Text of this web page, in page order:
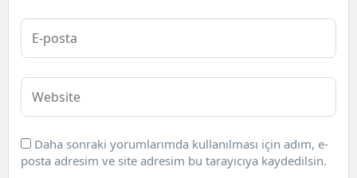
Daha sonraki yorumlarımda kullanılması için adım, e-
posta adresim ve site adresim bu tarayıcıya kaydedilsin.